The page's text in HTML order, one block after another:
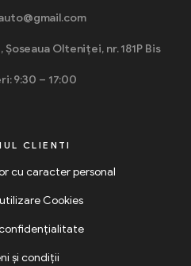
Olteniței, nr. 181P Bis
9:30 – 17:00
CLIENTI
cu caracter personal
Cookies
și condiții